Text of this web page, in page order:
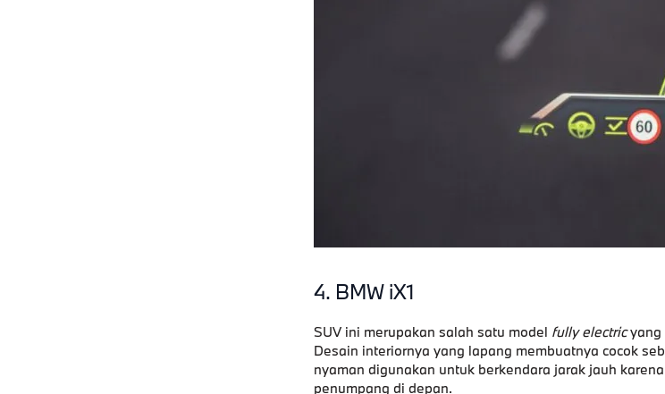
4. BMW iX1
SUV ini merupakan salah satu model fully electricyang
Desain interiornya yang lapang membuatnya cocok
nyaman digunakan untuk berkendara jarak jauh karena
penumpang di depan.